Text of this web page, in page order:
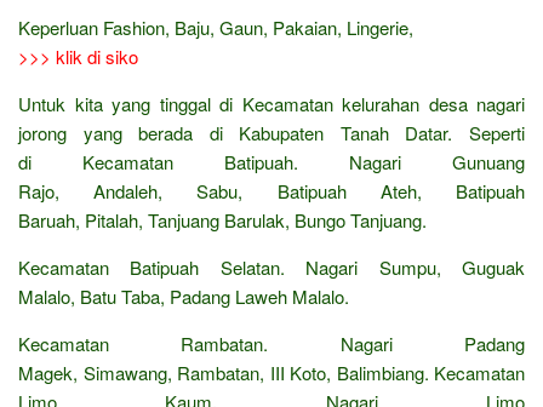
Keperluan Fashion, Baju, Gaun, Pakaian, Lingerie,
>>> klik di siko
Untuk kita yang tinggal di Kecamatan kelurahan desa nagari
jorong yang berada di Kabupaten Tanah Datar. Seperti
di Kecamatan Batipuah. Nagari Gunuang
Rajo, Andaleh, Sabu, Batipuah Ateh, Batipuah
Baruah, Pitalah, Tanjuang Barulak, Bungo Tanjuang.
Kecamatan Batipuah Selatan. Nagari Sumpu, Guguak
Malalo, Batu Taba, Padang Laweh Malalo.
Kecamatan Rambatan. Nagari Padang
Magek, Simawang, Rambatan, III Koto, Balimbiang. Kecamatan
Limo Kaum. Nagari Limo